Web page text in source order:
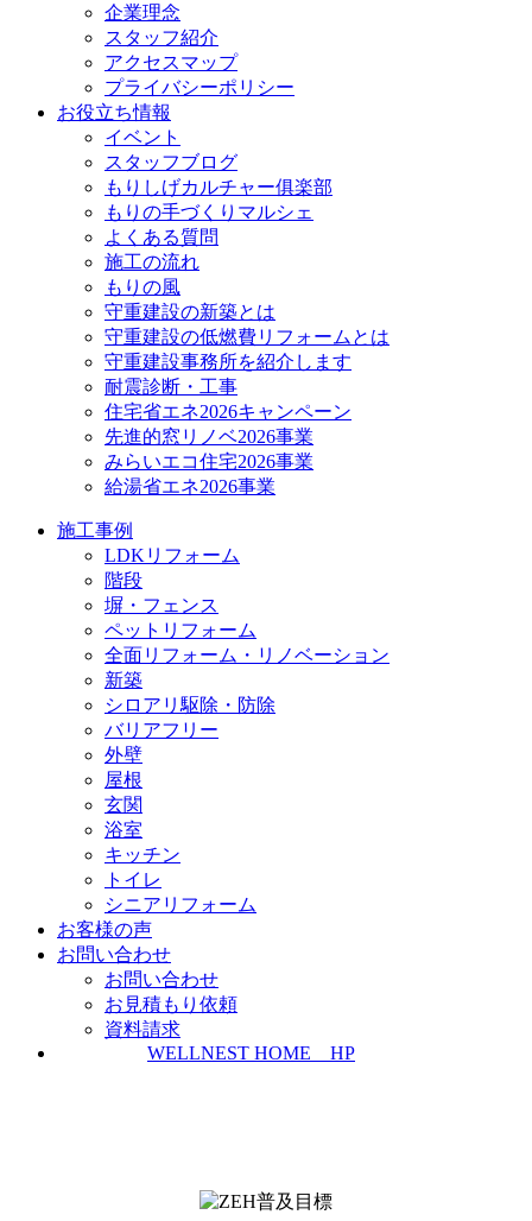
企業理念
スタッフ紹介
アクセスマップ
プライバシーポリシー
お役立ち情報
イベント
スタッフブログ
もりしげカルチャー俱楽部
もりの手づくりマルシェ
よくある質問
施工の流れ
もりの風
守重建設の新築とは
守重建設の低燃費リフォームとは
守重建設事務所を紹介します
耐震診断・工事
住宅省エネ2026キャンペーン
先進的窓リノベ2026事業
みらいエコ住宅2026事業
給湯省エネ2026事業
施工事例
LDKリフォーム
階段
塀・フェンス
ペットリフォーム
全面リフォーム・リノベーション
新築
シロアリ駆除・防除
バリアフリー
外壁
屋根
玄関
浴室
キッチン
トイレ
シニアリフォーム
お客様の声
お問い合わせ
お問い合わせ
お見積もり依頼
資料請求
WELLNEST HOME HP